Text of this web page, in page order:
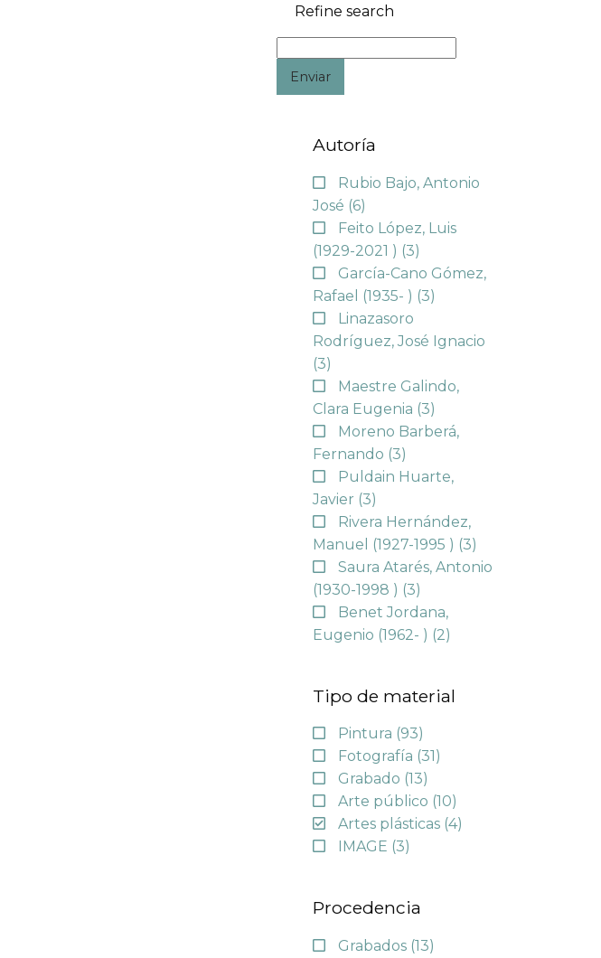
Refine search
Enviar
Autoría
Rubio Bajo, Antonio
José (6)
Feito López, Luis
(1929-2021 ) (3)
García-Cano Gómez,
Rafael (1935- ) (3)
Linazasoro
Rodríguez, José Ignacio
(3)
Maestre Galindo,
Clara Eugenia (3)
Moreno Barberá,
Fernando (3)
Puldain Huarte,
Javier (3)
Rivera Hernández,
Manuel (1927-1995 ) (3)
Saura Atarés, Antonio
(1930-1998 ) (3)
Benet Jordana,
Eugenio (1962- ) (2)
Tipo de material
Pintura (93)
Fotografía (31)
Grabado (13)
Arte público (10)
Artes plásticas (4)
IMAGE (3)
Procedencia
Grabados (13)